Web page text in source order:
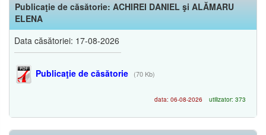
Publicaţie de căsătorie: ACHIREI DANIEL şi ALĂMARU
ELENA
Data căsătoriei: 17-08-2026
Publicaţie de căsătorie (70 Kb)
data: 06-08-2026 utilizator: 373